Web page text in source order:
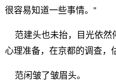
很容易知道一些事情。”
范建头也未抬，目光依然
心理准备，在京都的调查，
范闲皱了皱眉头。